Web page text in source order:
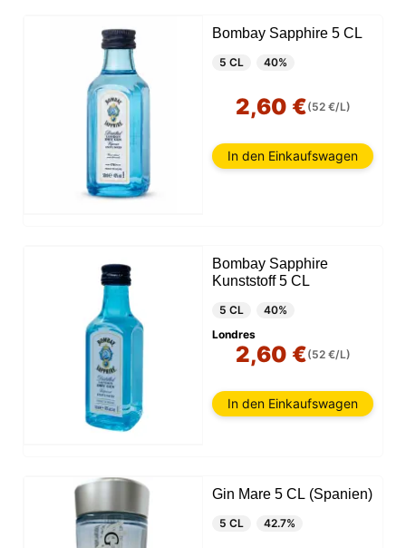
Bombay Sapphire 5 CL
5 CL 40%
2,60 €(52 €/L)
In den Einkaufswagen
Bombay Sapphire
Kunststoff 5 CL
5 CL
40%
Londres
2,60 €(52 €/L)
In den Einkaufswagen
Gin Mare 5 CL (Spanien)
5 CL 42.7%